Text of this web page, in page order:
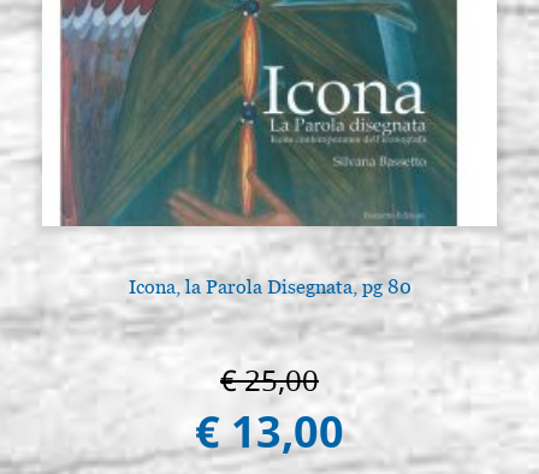
Icona, la Parola Disegnata, pg 80
€ 25,00
€ 13,00